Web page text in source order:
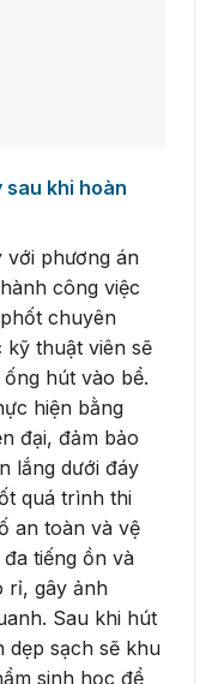
sau khi hoàn
với phương án
công việc
chuyên
kỹ thuật viên sẽ
hút vào bể.
hiện bằng
đại, đảm bảo
lắng dưới đáy
quá trình thi
an toàn và vệ
tiếng ồn và
rỉ, gây ảnh
Sau khi hút
dẹp sạch sẽ khu
sinh học để